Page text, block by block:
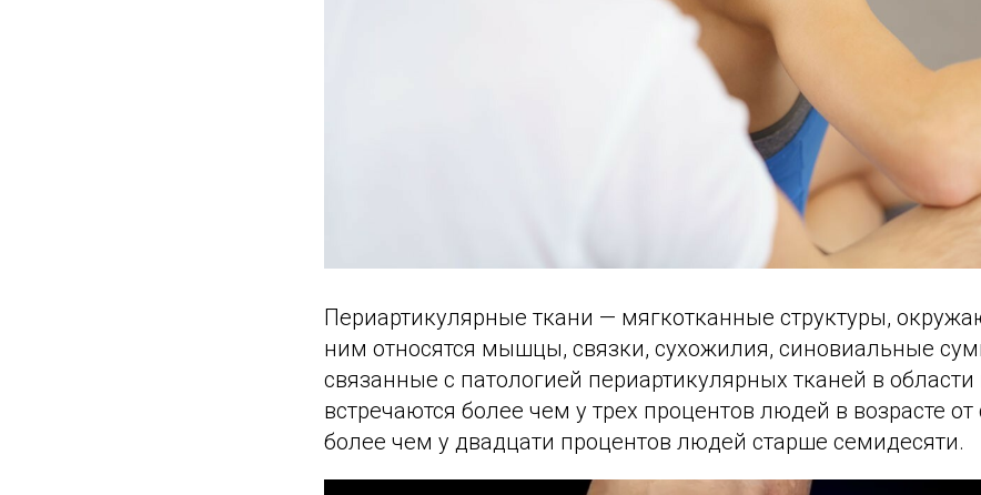
Периартикулярные ткани — мягкотканные структуры,
ним относятся мышцы, связки, сухожилия, синовиальные
связанные с патологией периартикулярных тканей в области
встречаются более чем у трех процентов людей в возрасте от
более чем у двадцати процентов людей старше семидесяти.